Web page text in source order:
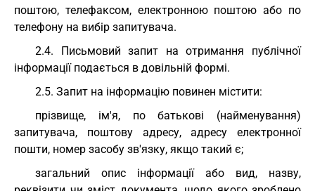
поштою, телефаксом, електронною поштою або по
телефону на вибір запитувача.
2.4. Письмовий запит на отримання публічної
інформації подається в довільній формі.
2.5. Запит на інформацію повинен містити:
прізвище, ім'я, по батькові (найменування)
запитувача, поштову адресу, адресу електронної
пошти, номер засобу зв'язку, якщо такий є;
загальний опис інформації або вид, назву,